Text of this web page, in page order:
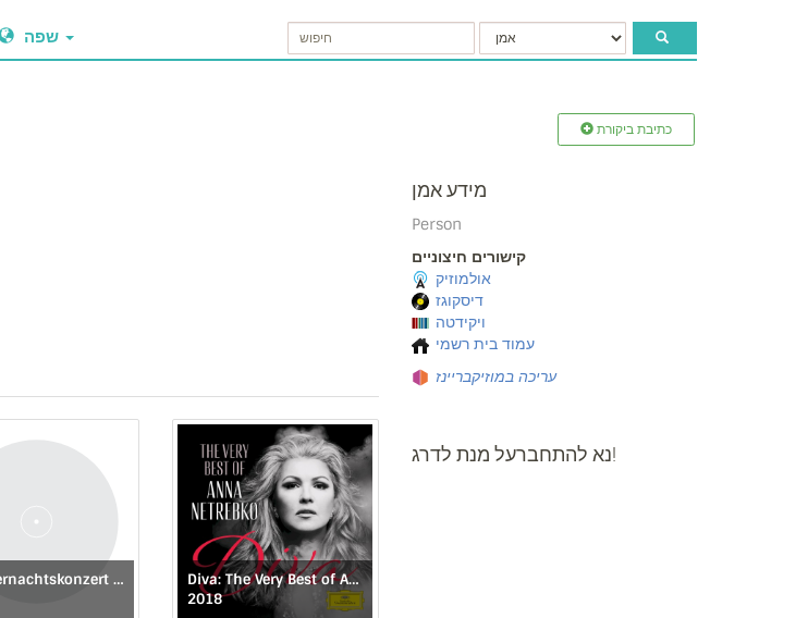
כתיבת ביקורת
Sommernachtskonzert 2018 / Summer Night Concert 2018
Diva: The Very Best of Anna Netrebko
2018
מידע אמן
Person
קישורים חיצוניים
אולמוזיק
דיסקוגז
ויקידטה
עמוד בית רשמי
עריכה במוזיקבריינז
נא להתחברעל מנת לדרג!